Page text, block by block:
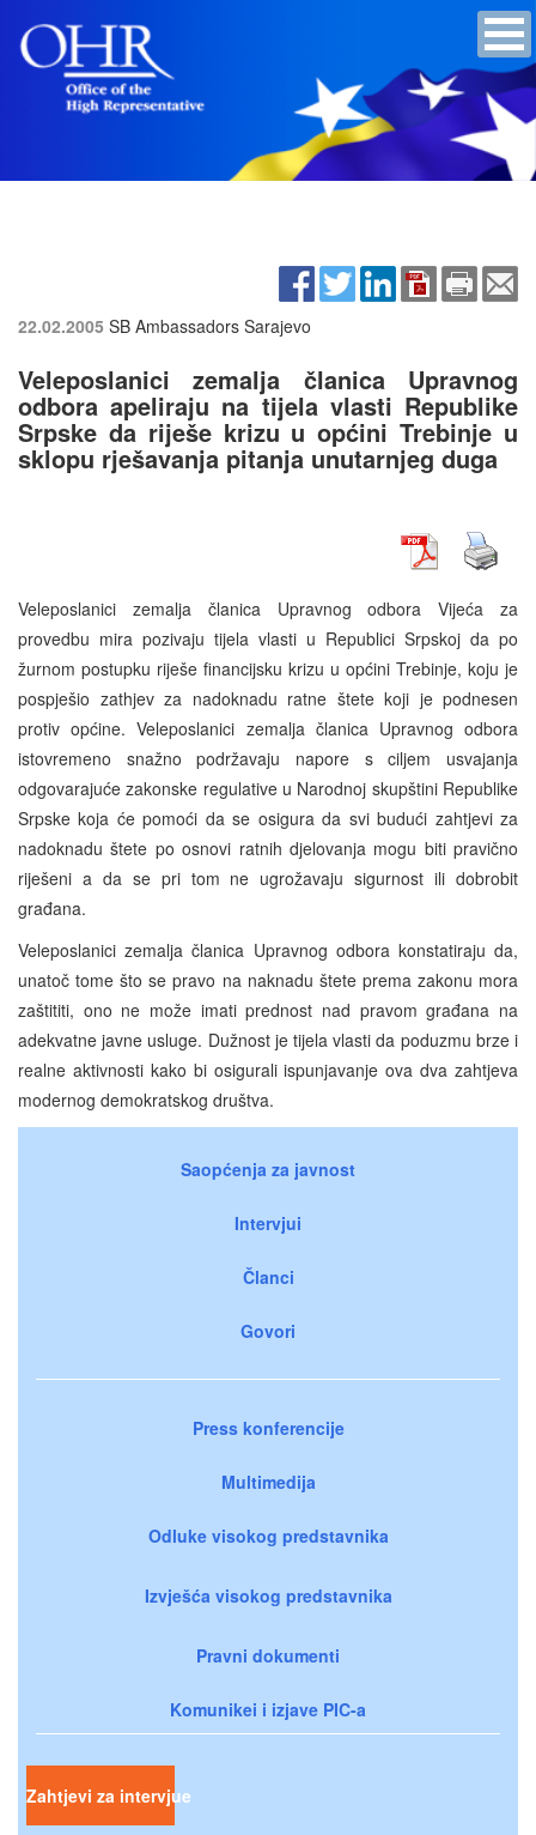
22.02.2005 SB Ambassadors Sarajevo
Veleposlanici zemalja članica Upravnog
odbora apeliraju na tijela vlasti Republike
Srpske da riješe krizu u općini Trebinje u
sklopu rješavanja pitanja unutarnjeg duga
Veleposlanici zemalja članica Upravnog odbora Vijeća za
provedbu mira pozivaju tijela vlasti u Republici Srpskoj da po
žurnom postupku riješe financijsku krizu u općini Trebinje, koju je
pospješio zathjev za nadoknadu ratne štete koji je podnesen
protiv općine. Veleposlanici zemalja članica Upravnog odbora
istovremeno snažno podržavaju napore s ciljem usvajanja
odgovarajuće zakonske regulative u Narodnoj skupštini Republike
Srpske koja će pomoći da se osigura da svi budući zahtjevi za
nadoknadu štete po osnovi ratnih djelovanja mogu biti pravično
riješeni a da se pri tom ne ugrožavaju sigurnost ili dobrobit
građana.
Veleposlanici zemalja članica Upravnog odbora konstatiraju da,
unatoč tome što se pravo na naknadu štete prema zakonu mora
zaštititi, ono ne može imati prednost nad pravom građana na
adekvatne javne usluge. Dužnost je tijela vlasti da poduzmu brze i
realne aktivnosti kako bi osigurali ispunjavanje ova dva zahtjeva
modernog demokratskog društva.
Saopćenja za javnost
Intervjui
Članci
Govori
Press konferencije
Multimedija
Odluke visokog predstavnika
Izvješća visokog predstavnika
Pravni dokumenti
Komunikei i izjave PIC-a
Zahtjevi za intervjue